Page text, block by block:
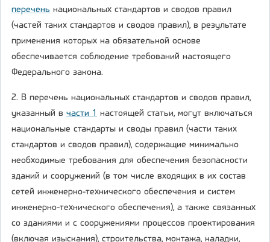
перечень национальных стандартов и сводов правил
(частей таких стандартов и сводов правил), в результате
применения которых на обязательной основе
обеспечивается соблюдение требований настоящего
Федерального закона.
2. В перечень национальных стандартов и сводов правил,
указанный в части 1 настоящей статьи, могут включаться
национальные стандарты и своды правил (части таких
стандартов и сводов правил), содержащие минимально
необходимые требования для обеспечения безопасности
зданий и сооружений (в том числе входящих в их состав
сетей инженерно-технического обеспечения и систем
инженерно-технического обеспечения), а также связанных
со зданиями и с сооружениями процессов проектирования
(включая изыскания), строительства, монтажа, наладки,